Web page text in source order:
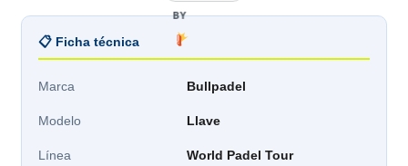
📋 Ficha técnica
Marca Bullpadel
Modelo Llave
Línea World Padel Tour